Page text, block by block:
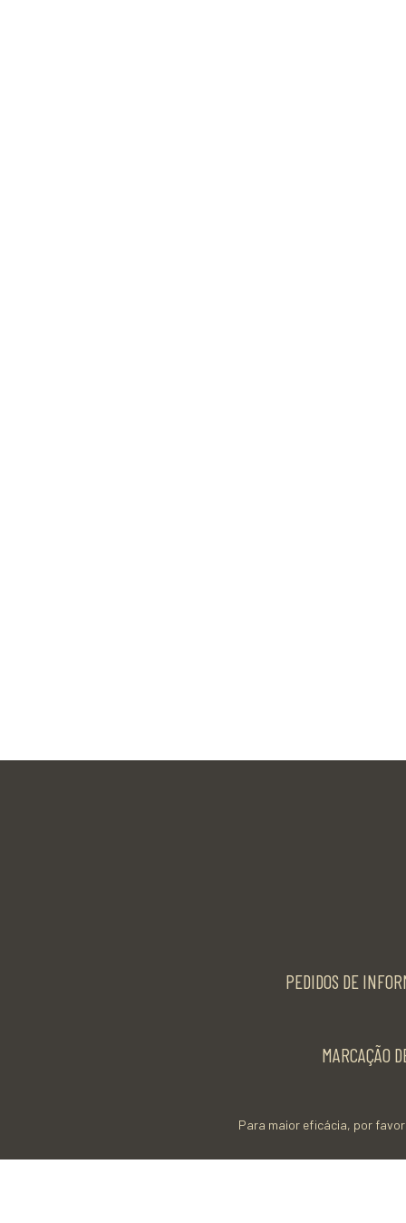
PEDIDOS DE
MARCAÇÃO
Para maior eficácia, por